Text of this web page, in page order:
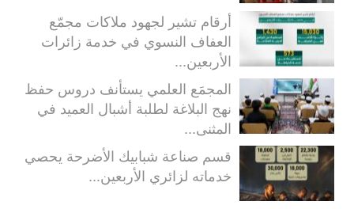
أرقام تشير لجهود ملاكات مجمّع
العفاف النسوي في خدمة زائرات
الأربعين...
المجمَع العلمي يستأنف دروس حفظ
نهج البلاغة لطلبة أشبال العميد في
المثنى...
قسم صناعة شبابيك الأضرحة يحصي
خدماته لزائري الأربعين...